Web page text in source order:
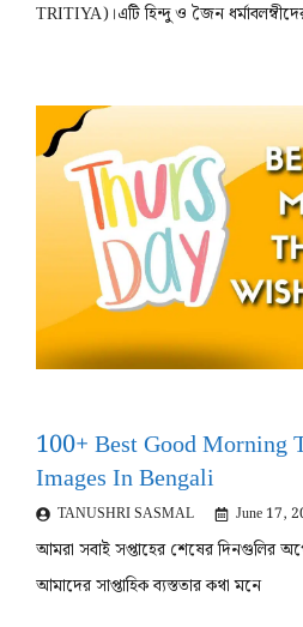
TRITIYA)।এটি হিন্দু ও জৈন
100+ Best Good Morning
Images In Bengali
TANUSHRI SASMAL June 17,
আমরা সবাই সপ্তাহের শেষের দিনগুলির
আমাদের সাপ্তাহিক ব্যস্ততার কথা মনে